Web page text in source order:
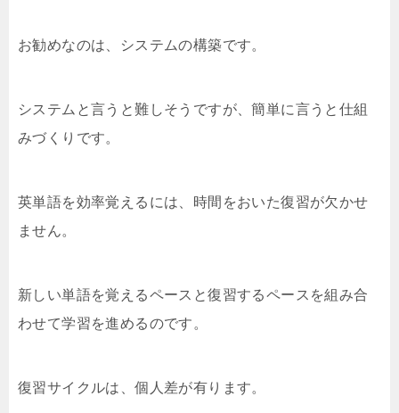
お勧めなのは、システムの構築です。
システムと言うと難しそうですが、簡単に言うと仕組
みづくりです。
英単語を効率覚えるには、時間をおいた復習が欠かせ
ません。
新しい単語を覚えるペースと復習するペースを組み合
わせて学習を進めるのです。
復習サイクルは、個人差が有ります。